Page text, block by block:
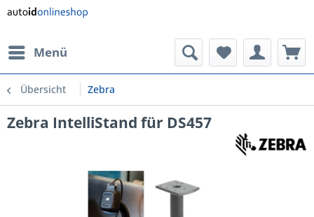
Menü
Übersicht Zebra
Zebra IntelliStand für DS457